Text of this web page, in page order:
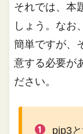
それでは、本
しょう。なお
簡単ですが、
意する必要が
ださい。
pip3